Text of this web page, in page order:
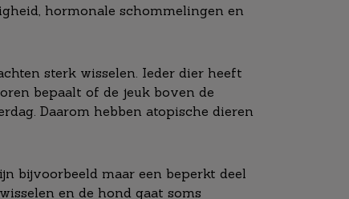
hormonale schommelingen en
sterk wisselen. Ieder dier heeft
bepaalt of de jeuk boven de
Daarom hebben atopische dieren
bijvoorbeeld maar een beperkt deel
en de hond gaat soms